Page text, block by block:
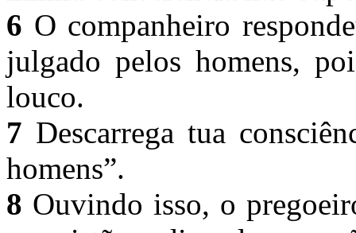
6 O companheiro
julgado pelos homens,
louco.
7 Descarrega tua
homens”.
8 Ouvindo isso, o